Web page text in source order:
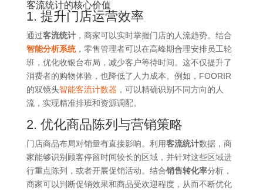
客流统计的核心价值
1. 提升门店运营效率
通过客流统计，商家可以实时掌握门店的人流趋势。结合
智能分析系统，零售管理者可以在高峰期合理安排员工轮
班，优化收银台布局，减少客户等待时间。这不仅提升了
消费者的购物体验，也降低了人力成本。例如，FOORIR
的双镜头智能客流计数器 ，可以精确识别不同方向的人
流，实现精准排班和资源调配。
2. 优化商品陈列与营销策略
门店商品布局对销量有直接影响。利用客流统计数据，商
家能够识别顾客停留时间较长的区域，并针对这些区域进
行重点陈列，或者开展促销活动。结合销售转化率分析，
商家可以判断促销效果和商品受欢迎程度，从而不断优化